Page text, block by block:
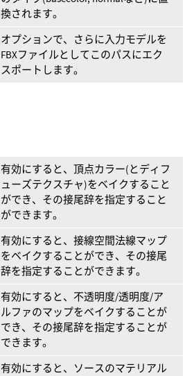
換されます。
オプションで、さらに入力モデルを
FBXファイルとしてこのパスにエク
スポートします。
有効にすると、頂点カラー(とディフ
ューズテクスチャ)をベイクすること
ができ、その接尾辞を指定すること
ができます。
有効にすると、接線空間法線マップ
をベイクすることができ、その接尾
辞を指定することができます。
有効にすると、不透明度/透明度/ア
ルファのマップをベイクすることが
でき、その接尾辞を指定することが
できます。
有効にすると、ソースのマテリアル